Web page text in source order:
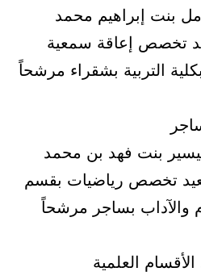
بنت إبراهيم محمد
تخصص إعاقة سمعية
التربية بشقراء مرشحاً
بنت فهد بن محمد
تخصص رياضيات بقسم
والآداب بساجر مرشحاً
الأقسام العلمية